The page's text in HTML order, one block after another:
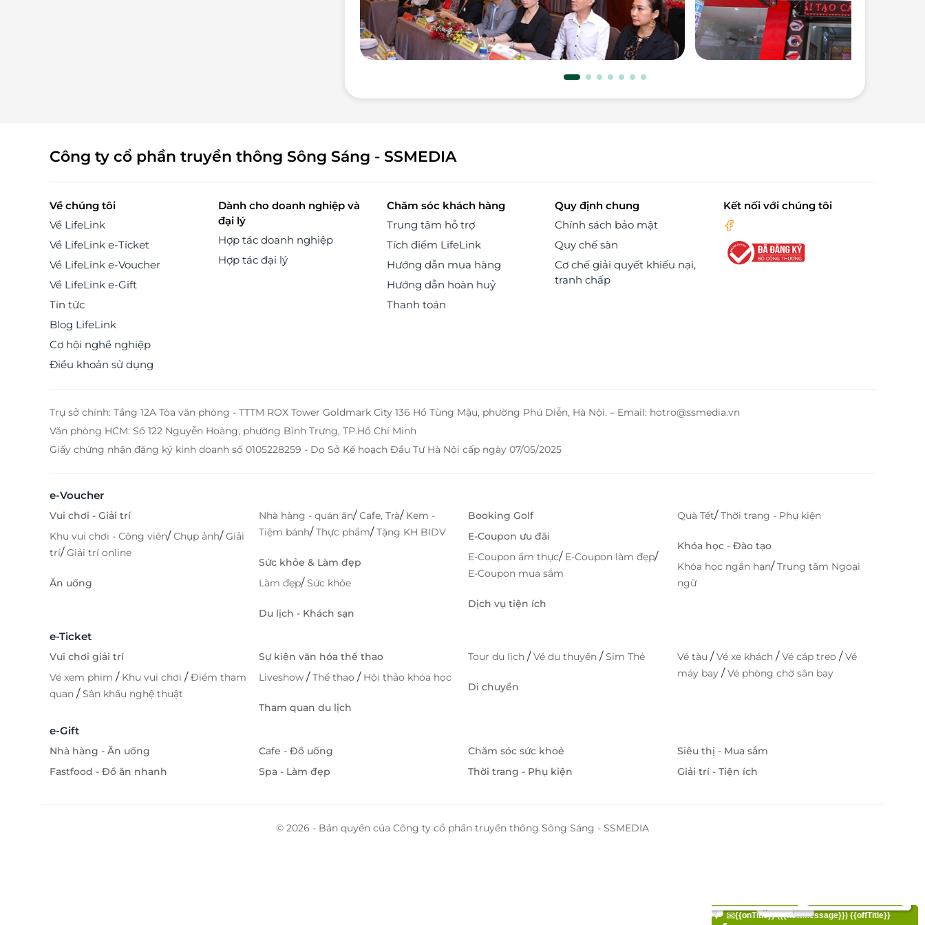
Công ty cổ phần truyền thông Sông Sáng - SSMEDIA
Về chúng tôi
Về LifeLink
Về LifeLink e-Ticket
Về LifeLink e-Voucher
Về LifeLink e-Gift
Tin tức
Blog LifeLink
Cơ hội nghề nghiệp
Điều khoản sử dụng
Dành cho doanh nghiệp và
đại lý
Hợp tác doanh nghiệp
Hợp tác đại lý
Chăm sóc khách hàng
Trung tâm hỗ trợ
Tích điểm LifeLink
Hướng dẫn mua hàng
Hướng dẫn hoàn huỷ
Thanh toán
Quy định chung
Chính sách bảo mật
Quy chế sàn
Cơ chế giải quyết khiếu nại,
tranh chấp
Kết nối với chúng tôi
Trụ sở chính: Tầng 12A Tòa văn phòng - TTTM ROX Tower Goldmark City 136 Hồ Tùng Mậu, phường Phú Diễn, Hà Nội. – Email: hotro@ssmedia.vn
Văn phòng HCM: Số 122 Nguyễn Hoàng, phường Bình Trưng, TP.Hồ Chí Minh
Giấy chứng nhận đăng ký kinh doanh số 0105228259 - Do Sở Kế hoạch Đầu Tư Hà Nội cấp ngày 07/05/2025
e-Voucher
Vui chơi - Giải trí
Khu vui chơi - Công viên/Chụp ảnh/Giải
trí/Giải trí online
Ăn uống
Nhà hàng - quán ăn/Cafe, Trà/ Kem -
Tiệm bánh/Thực phẩm/Tặng KH BIDV
Sức khỏe & Làm đẹp
Làm đẹp/Sức khỏe
Du lịch - Khách sạn
Booking Golf
E-Coupon ưu đãi
E-Coupon ẩm thực/ E-Coupon làm đẹp/
E-Coupon mua sắm
Dịch vụ tiện ích
Quà Tết/Thời trang - Phụ kiện
Khóa học - Đào tạo
Khóa học ngắn hạn/Trung tâm Ngoại
ngữ
e-Ticket
Vui chơi giải trí
Vé xem phim / Khu vui chơi /Điểm tham
quan /Sân khấu nghệ thuật
Sự kiện văn hóa thể thao
Liveshow /Thể thao / Hội thảo khóa học
Tham quan du lịch
Tour du lịch /Vé du thuyền /Sim Thẻ
Di chuyển
Vé tàu /Vé xe khách /Vé cáp treo /Vé
máy bay /Vé phòng chờ sân bay
e-Gift
Nhà hàng - Ăn uống
Fastfood - Đồ ăn nhanh
Cafe - Đồ uống
Spa - Làm đẹp
Chăm sóc sức khoẻ
Thời trang - Phụ kiện
Siêu thị - Mua sắm
Giải trí - Tiện ích
© 2026 - Bản quyền của Công ty cổ phần truyền thông Sông Sáng - SSMEDIA